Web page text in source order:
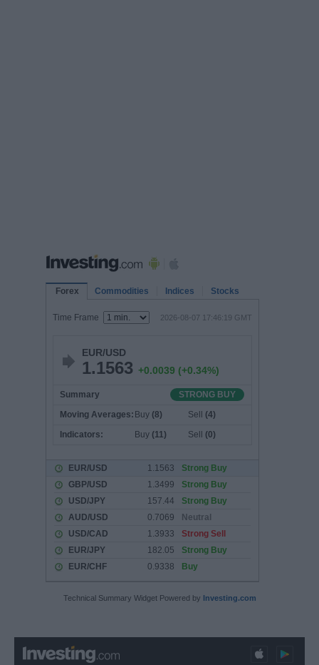
Technical Summary Widget Powered by Investing.com